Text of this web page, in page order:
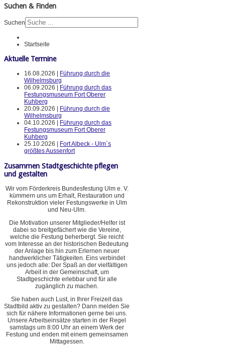
Suchen & Finden
Suchen
Startseite
Aktuelle Termine
16.08.2026 |
Führung durch die
Wilhelmsburg
06.09.2026 |
Führung durch das
Festungsmuseum Fort Oberer
Kuhberg
20.09.2026 |
Führung durch die
Wilhelmsburg
04.10.2026 |
Führung durch das
Festungsmuseum Fort Oberer
Kuhberg
25.10.2026 |
Fort Albeck - Ulm`s
größtes Aussenfort
Zusammen Stadtgeschichte pflegen
und gestalten
Wir vom Förderkreis Bundesfestung Ulm e. V.
kümmern uns um Erhalt, Restauration und
Rekonstruktion vieler Festungswerke in Ulm
und Neu-Ulm.
Die Motivation unserer Mitglieder/Helfer ist
dabei so breitgefächert wie die Vereine,
welche die Festung beherbergt. Sie reicht
vom Interesse an der historischen Bedeutung
der Anlage bis hin zum Erlernen neuer
handwerklicher Tätigkeiten. Eins verbindet
uns jedoch alle: Der Spaß an der vielfältigen
Arbeit in der Gemeinschaft, um
Stadtgeschichte erlebbar und für alle
zugänglich zu machen.
Sie haben auch Lust, in Ihrer Freizeit das
Stadtbild aktiv zu gestalten? Dann melden Sie
sich für nähere Informationen gerne bei uns.
Unsere Arbeitseinsätze starten in der Regel
samstags um 8:00 Uhr an einem Werk der
Festung und enden mit einem gemeinsamen
Mittagessen.